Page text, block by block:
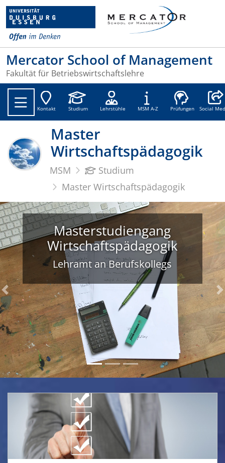
Mercator School of Management
Fakultät für Betriebswirtschaftslehre
Kontakt Studium Lehrstühle MSM A-Z Prüfungen Social
Master
Wirtschaftspädagogik
MSM
Studium
Master Wirtschaftspädagogik
Masterstudiengang
Wirtschaftspädagogik
Lehramt an Berufskollegs